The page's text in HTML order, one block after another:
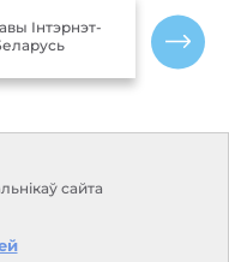
Інтэрнэт-
сайта
пятніца:
дні: субота, нядзеля